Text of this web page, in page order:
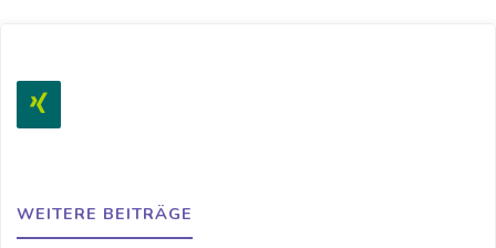
WEITERE BEITRÄGE